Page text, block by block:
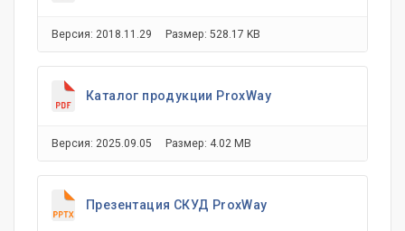
Версия: 2018.11.29 Размер: 528.17 KB
Каталог продукции ProxWay
Версия: 2025.09.05 Размер: 4.02 MB
Презентация СКУД ProxWay